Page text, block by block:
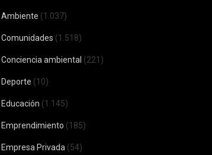
Ambiente (1.037)
Comunidades (1.518)
Conciencia ambiental (221)
Deporte (10)
Educación (1.145)
Emprendimiento (185)
Empresa Privada (54)